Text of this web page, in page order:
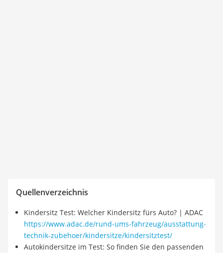
Quellenverzeichnis
Kindersitz Test: Welcher Kindersitz fürs Auto? | ADAC
https://www.adac.de/rund-ums-fahrzeug/ausstattung-
technik-zubehoer/kindersitze/kindersitztest/
Autokindersitze im Test: So finden Sie den passenden